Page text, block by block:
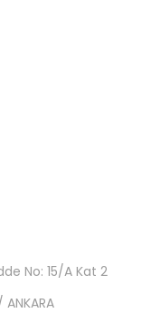
No: 15/A Kat 2